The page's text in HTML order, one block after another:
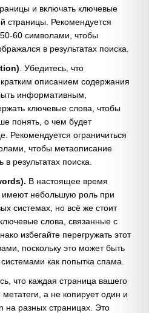
и включать ключевые
страницы. Рекомендуется
60 символами, чтобы
в результатах поиска.
. Убедитесь, что
описанием содержания
информативным,
ключевые слова, чтобы
понять, о чем будет
Рекомендуется ограничиться
чтобы метаописание
результатах поиска.
В настоящее время
имеют небольшую роль при
системах, но всё же стоит
слова, связанные с
избегайте перегружать этот
поскольку это может быть
как попытка спама.
что каждая страница вашего
а не копирует один и
на разных страницах. Это